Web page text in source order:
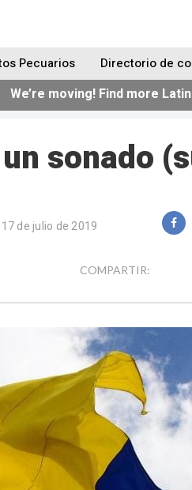
Pecuarios Directorio de
We’re moving! Find more
sonado
17 de julio de 2019
COMPARTIR: